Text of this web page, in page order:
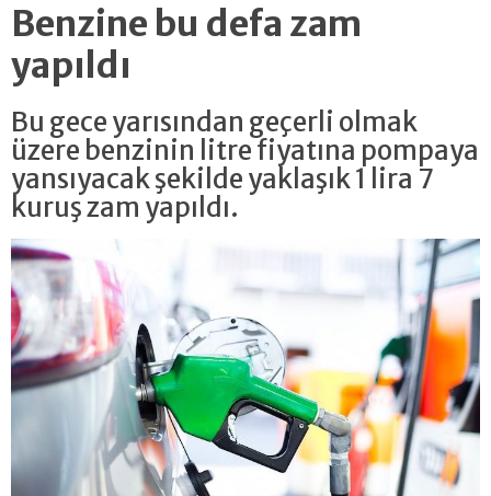
Benzine bu defa zam
yapıldı
Bu gece yarısından geçerli olmak
üzere benzinin litre fiyatına pompaya
yansıyacak şekilde yaklaşık 1 lira 7
kuruş zam yapıldı.